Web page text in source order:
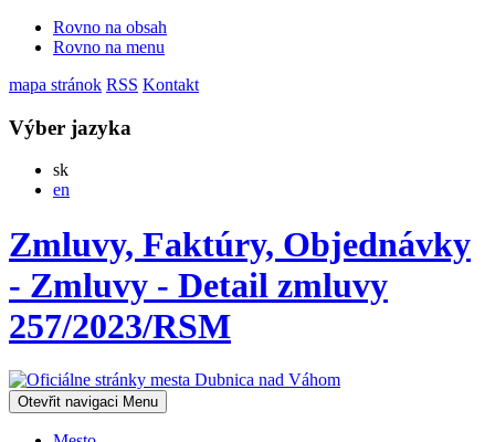
Rovno na obsah
Rovno na menu
mapa stránok RSS Kontakt
Výber jazyka
skSlovensky
en
Zmluvy, Faktúry, Objednávky
- Zmluvy - Detail zmluvy
257/2023/RSM
Otevřit navigaci Menu